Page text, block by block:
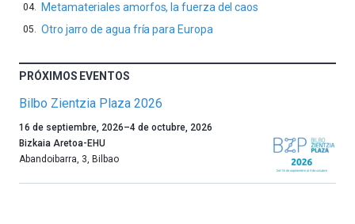
Metamateriales amorfos, la fuerza del caos
Otro jarro de agua fría para Europa
PRÓXIMOS EVENTOS
Bilbo Zientzia Plaza 2026
Un
año
más,
16 de septiembre, 2026–4 de octubre, 2026
Bizkaia Aretoa-EHU
Abandoibarra, 3, Bilbao